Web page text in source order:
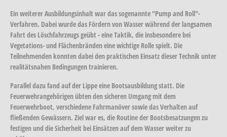
Ein weiterer Ausbildungsinhalt war das sogenannte "Pump and Roll"-
Verfahren. Dabei wurde das Fördern von Wasser während der langsamen
Fahrt des Löschfahrzeugs geübt - eine Taktik, die insbesondere bei
Vegetations- und Flächenbränden eine wichtige Rolle spielt. Die
Teilnehmenden konnten dabei den praktischen Einsatz dieser Technik unter
realitätsnahen Bedingungen trainieren.
Parallel dazu fand auf der Lippe eine Bootsausbildung statt. Die
Feuerwehrangehörigen übten den sicheren Umgang mit dem
Feuerwehrboot, verschiedene Fahrmanöver sowie das Verhalten auf
fließenden Gewässern. Ziel war es, die Routine der Bootsbesatzungen zu
festigen und die Sicherheit bei Einsätzen auf dem Wasser weiter zu